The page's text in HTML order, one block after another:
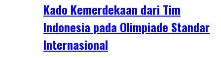
Kado Kemerdekaan dari Tim
Indonesia pada Olimpiade Standar
Internasional